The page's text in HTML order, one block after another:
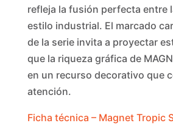
refleja la fusión perfecta entre
estilo industrial. El marcado
de la serie invita a proyectar
que la riqueza gráfica de
en un recurso decorativo que
atención.
Ficha técnica – Magnet Tropic